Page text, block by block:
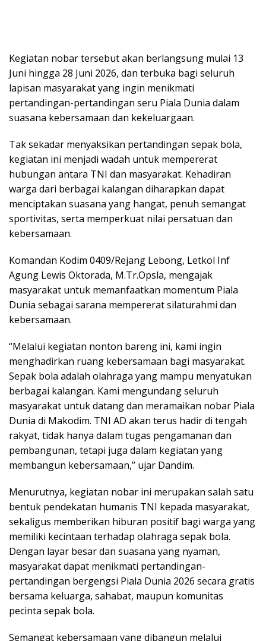
Kegiatan nobar tersebut akan berlangsung mulai 13
Juni hingga 28 Juni 2026, dan terbuka bagi seluruh
lapisan masyarakat yang ingin menikmati
pertandingan-pertandingan seru Piala Dunia dalam
suasana kebersamaan dan kekeluargaan.
Tak sekadar menyaksikan pertandingan sepak bola,
kegiatan ini menjadi wadah untuk mempererat
hubungan antara TNI dan masyarakat. Kehadiran
warga dari berbagai kalangan diharapkan dapat
menciptakan suasana yang hangat, penuh semangat
sportivitas, serta memperkuat nilai persatuan dan
kebersamaan.
Komandan Kodim 0409/Rejang Lebong, Letkol Inf
Agung Lewis Oktorada, M.Tr.Opsla, mengajak
masyarakat untuk memanfaatkan momentum Piala
Dunia sebagai sarana mempererat silaturahmi dan
kebersamaan.
“Melalui kegiatan nonton bareng ini, kami ingin
menghadirkan ruang kebersamaan bagi masyarakat.
Sepak bola adalah olahraga yang mampu menyatukan
berbagai kalangan. Kami mengundang seluruh
masyarakat untuk datang dan meramaikan nobar Piala
Dunia di Makodim. TNI AD akan terus hadir di tengah
rakyat, tidak hanya dalam tugas pengamanan dan
pembangunan, tetapi juga dalam kegiatan yang
membangun kebersamaan,” ujar Dandim.
Menurutnya, kegiatan nobar ini merupakan salah satu
bentuk pendekatan humanis TNI kepada masyarakat,
sekaligus memberikan hiburan positif bagi warga yang
memiliki kecintaan terhadap olahraga sepak bola.
Dengan layar besar dan suasana yang nyaman,
masyarakat dapat menikmati pertandingan-
pertandingan bergengsi Piala Dunia 2026 secara gratis
bersama keluarga, sahabat, maupun komunitas
pecinta sepak bola.
Semangat kebersamaan yang dibangun melalui